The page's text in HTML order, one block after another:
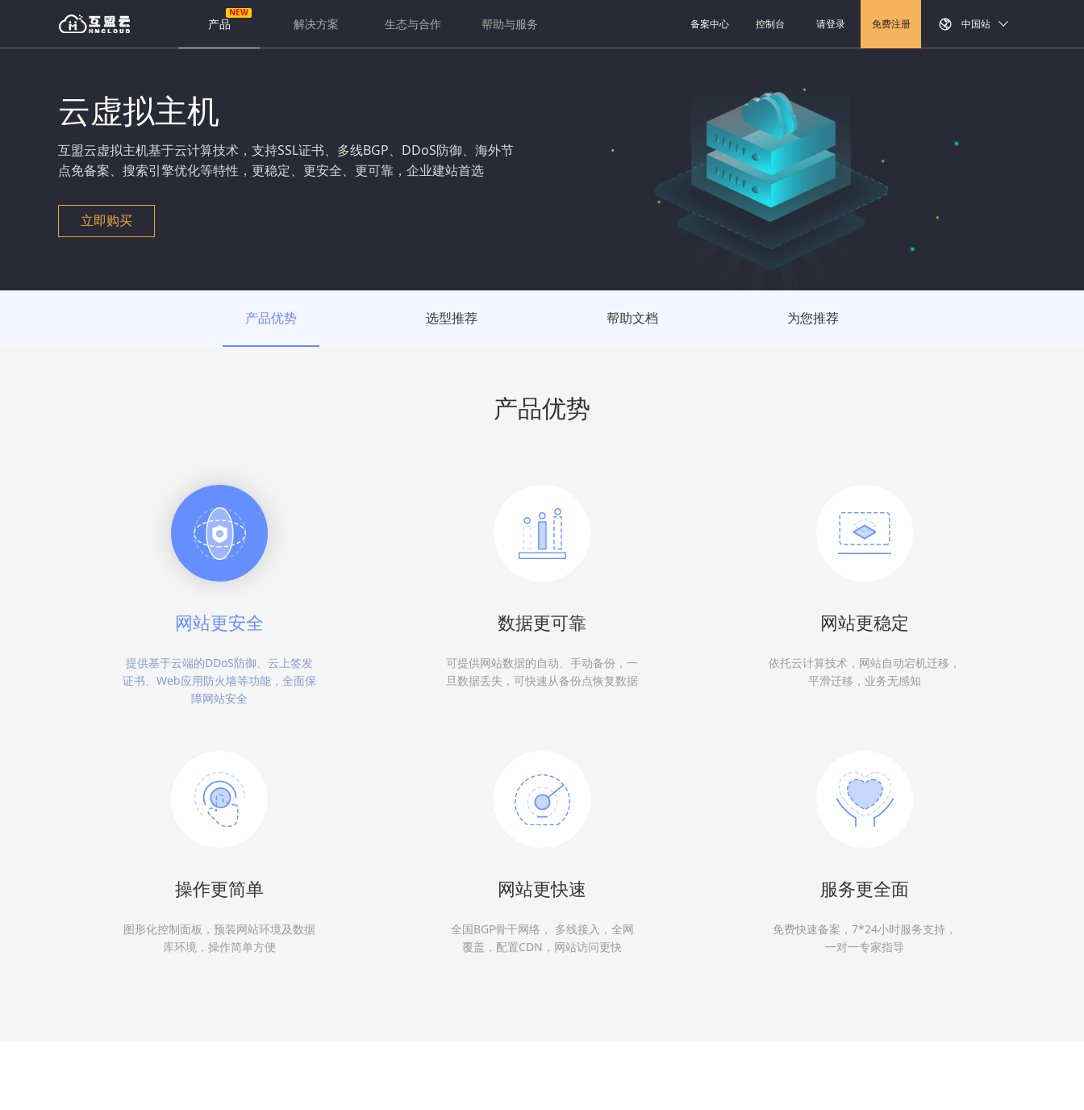
产品 解决方案 生态与合作 帮助与服务 中国站
备案中心 控制台 请登录 免费注册
云虚拟主机
互盟云虚拟主机基于云计算技术，支持SSL证书、多线BGP、DDoS防御、海外节
点免备案、搜索引擎优化等特性，更稳定、更安全、更可靠，企业建站首选
立即购买
产品优势 选型推荐 帮助文档 为您推荐
产品优势
网站更安全
提供基于云端的DDoS防御、云上签发
证书、Web应用防火墙等功能，全面保
障网站安全
数据更可靠
可提供网站数据的自动、手动备份，一
旦数据丢失，可快速从备份点恢复数据
网站更稳定
依托云计算技术，网站自动宕机迁移，
平滑迁移，业务无感知
操作更简单
图形化控制面板，预装网站环境及数据
库环境，操作简单方便
网站更快速
全国BGP骨干网络， 多线接入，全网
覆盖，配置CDN，网站访问更快
服务更全面
免费快速备案，7*24小时服务支持，
一对一专家指导